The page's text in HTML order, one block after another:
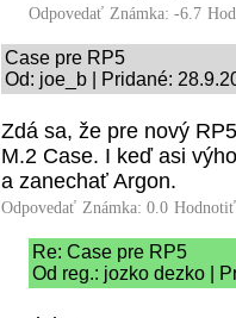
Odpovedať Známka: -6.7
Case pre RP5
Od: joe_b | Pridané:
Zdá sa, že pre nový
M.2 Case. I keď asi
a zanechať Argon.
Odpovedať Známka: 0.0
Re: Case pre RP5
Od reg.: jozko dezko |